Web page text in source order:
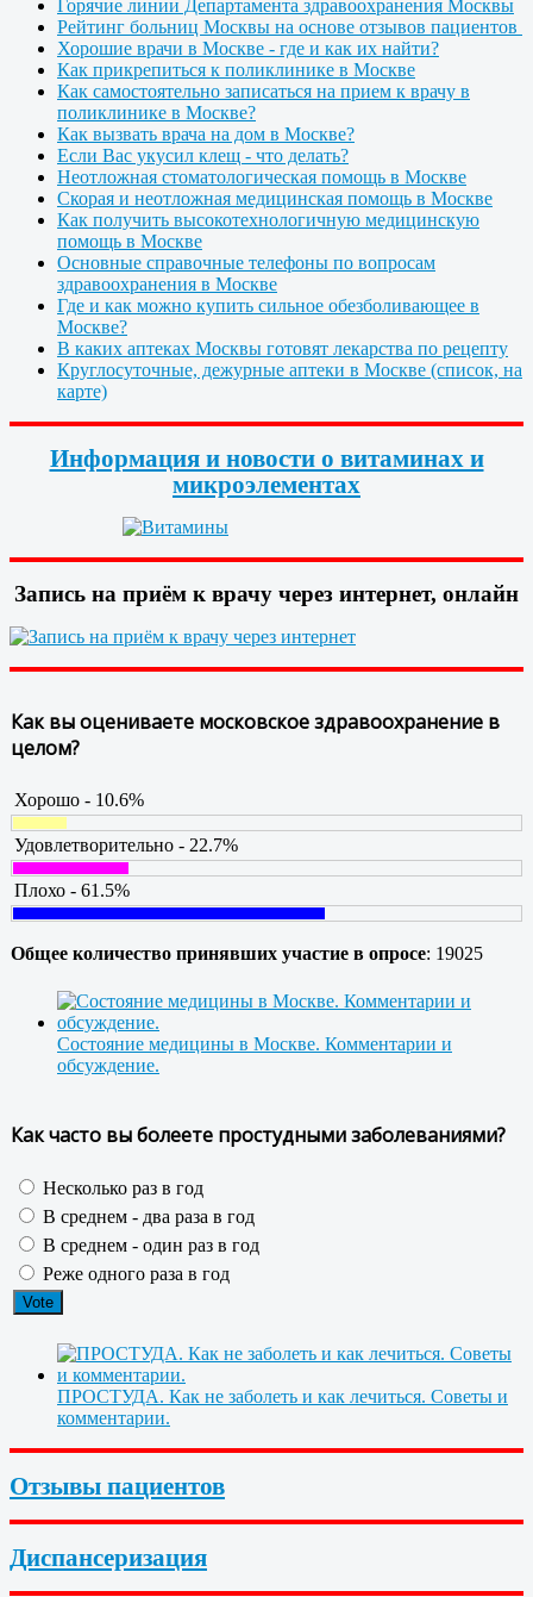
Горячие линии Департамента здравоохранения Москвы
Рейтинг больниц Москвы на основе отзывов пациентов
Хорошие врачи в Москве - где и как их найти?
Как прикрепиться к поликлинике в Москве
Как самостоятельно записаться на прием к врачу в
поликлинике в Москве?
Как вызвать врача на дом в Москве?
Если Вас укусил клещ - что делать?
Неотложная стоматологическая помощь в Москве
Скорая и неотложная медицинская помощь в Москве
Как получить высокотехнологичную медицинскую
помощь в Москве
Основные справочные телефоны по вопросам
здравоохранения в Москве
Где и как можно купить сильное обезболивающее в
Москве?
В каких аптеках Москвы готовят лекарства по рецепту
Круглосуточные, дежурные аптеки в Москве (список, на
карте)
Информация и новости о витаминах и
микроэлементах
Запись на приём к врачу через интернет, онлайн
Как вы оцениваете московское здравоохранение в
целом?
Хорошо - 10.6%
Удовлетворительно - 22.7%
Плохо - 61.5%
Общее количество принявших участие в опросе: 19025
Состояние медицины в Москве. Комментарии и
обсуждение.
Как часто вы болеете простудными заболеваниями?
Несколько раз в год
В среднем - два раза в год
В среднем - один раз в год
Реже одного раза в год
ПРОСТУДА. Как не заболеть и как лечиться. Советы и
комментарии.
Отзывы пациентов
Диспансеризация